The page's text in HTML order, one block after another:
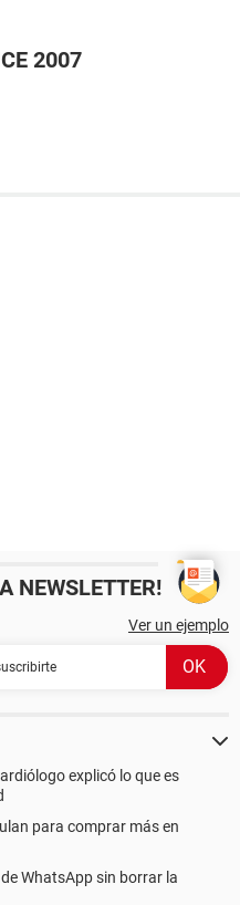
2007
NEWSLETTER!
Ver un ejemplo
explicó lo que es
para comprar más en
WhatsApp sin borrar la